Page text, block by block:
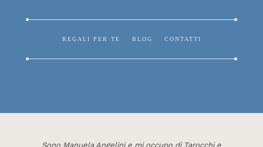
REGALI PER TE BLOG CONTATTI
Sono Manuela Angelini e mi occupo di Tarocchi e